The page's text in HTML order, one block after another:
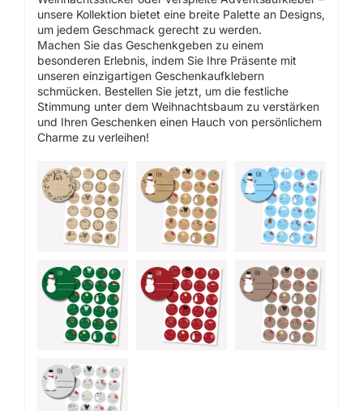
unsere Kollektion bietet eine breite Palette an Designs,
um jedem Geschmack gerecht zu werden.
Machen Sie das Geschenkgeben zu einem
besonderen Erlebnis, indem Sie Ihre Präsente mit
unseren einzigartigen Geschenkaufklebern
schmücken. Bestellen Sie jetzt, um die festliche
Stimmung unter dem Weihnachtsbaum zu verstärken
und Ihren Geschenken einen Hauch von persönlichem
Charme zu verleihen!